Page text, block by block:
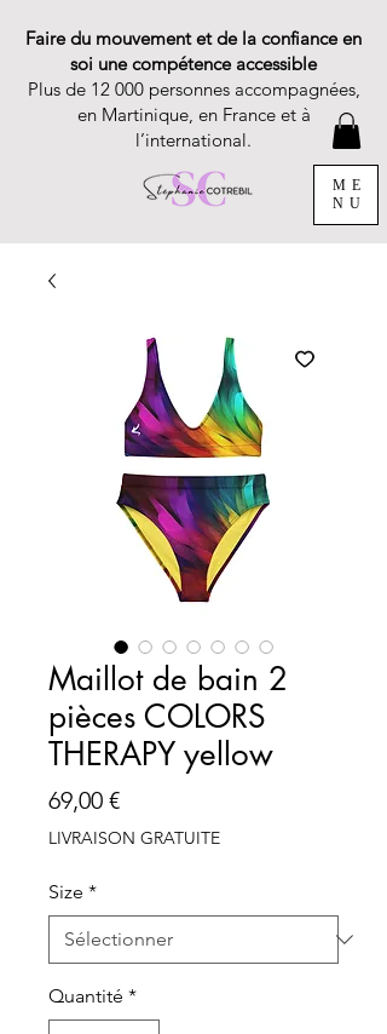
Faire du mouvement et de la confiance en
soi une compétence accessible
Plus de 12 000 personnes accompagnées,
en Martinique, en France et à
l’international.
ME
NU
Maillot de bain 2
pièces COLORS
THERAPY yellow
69,00 €Prix
LIVRAISON GRATUITE
Size *
Quantité *